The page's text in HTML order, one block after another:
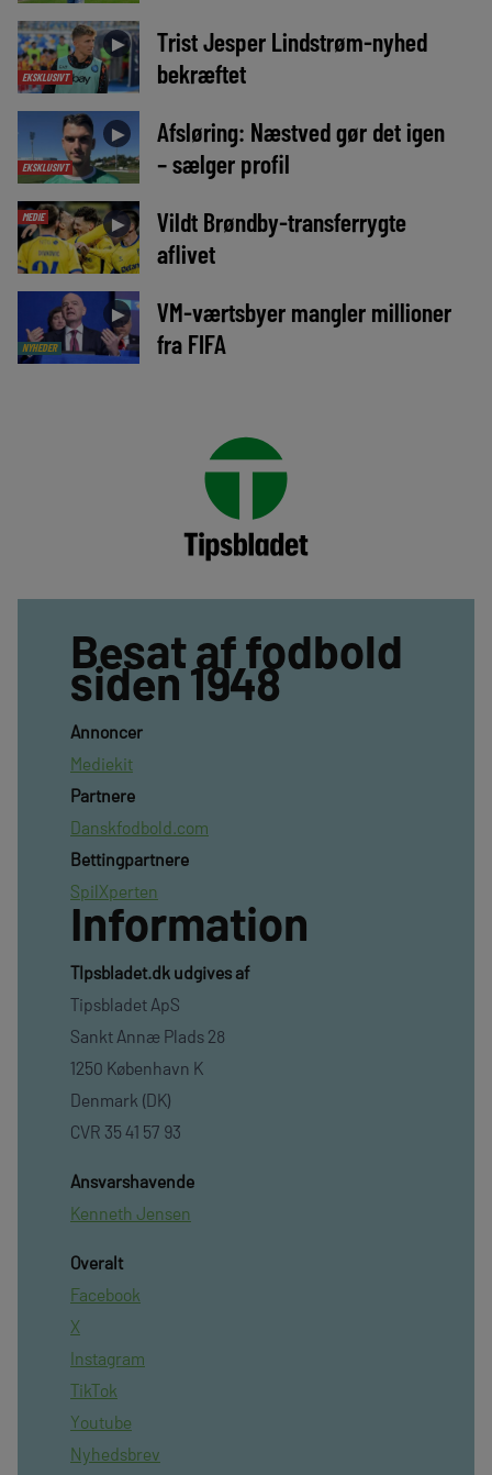
EKSKLUSIVT
►
Trist Jesper Lindstrøm-nyhed
bekræftet
EKSKLUSIVT
►
Afsløring: Næstved gør det igen
– sælger profil
MEDIE ►
Vildt Brøndby-transferrygte
aflivet
NYHEDER
►
VM-værtsbyer mangler millioner
fra FIFA
Besat af fodbold
siden 1948
Annoncer
Mediekit
Partnere
Danskfodbold.com
Bettingpartnere
SpilXperten
Information
TIpsbladet.dk udgives af
Tipsbladet ApS
Sankt Annæ Plads 28
1250 København K
Denmark (DK)
CVR 35 41 57 93
Ansvarshavende
Kenneth Jensen
Overalt
Facebook
X
Instagram
TikTok
Youtube
Nyhedsbrev